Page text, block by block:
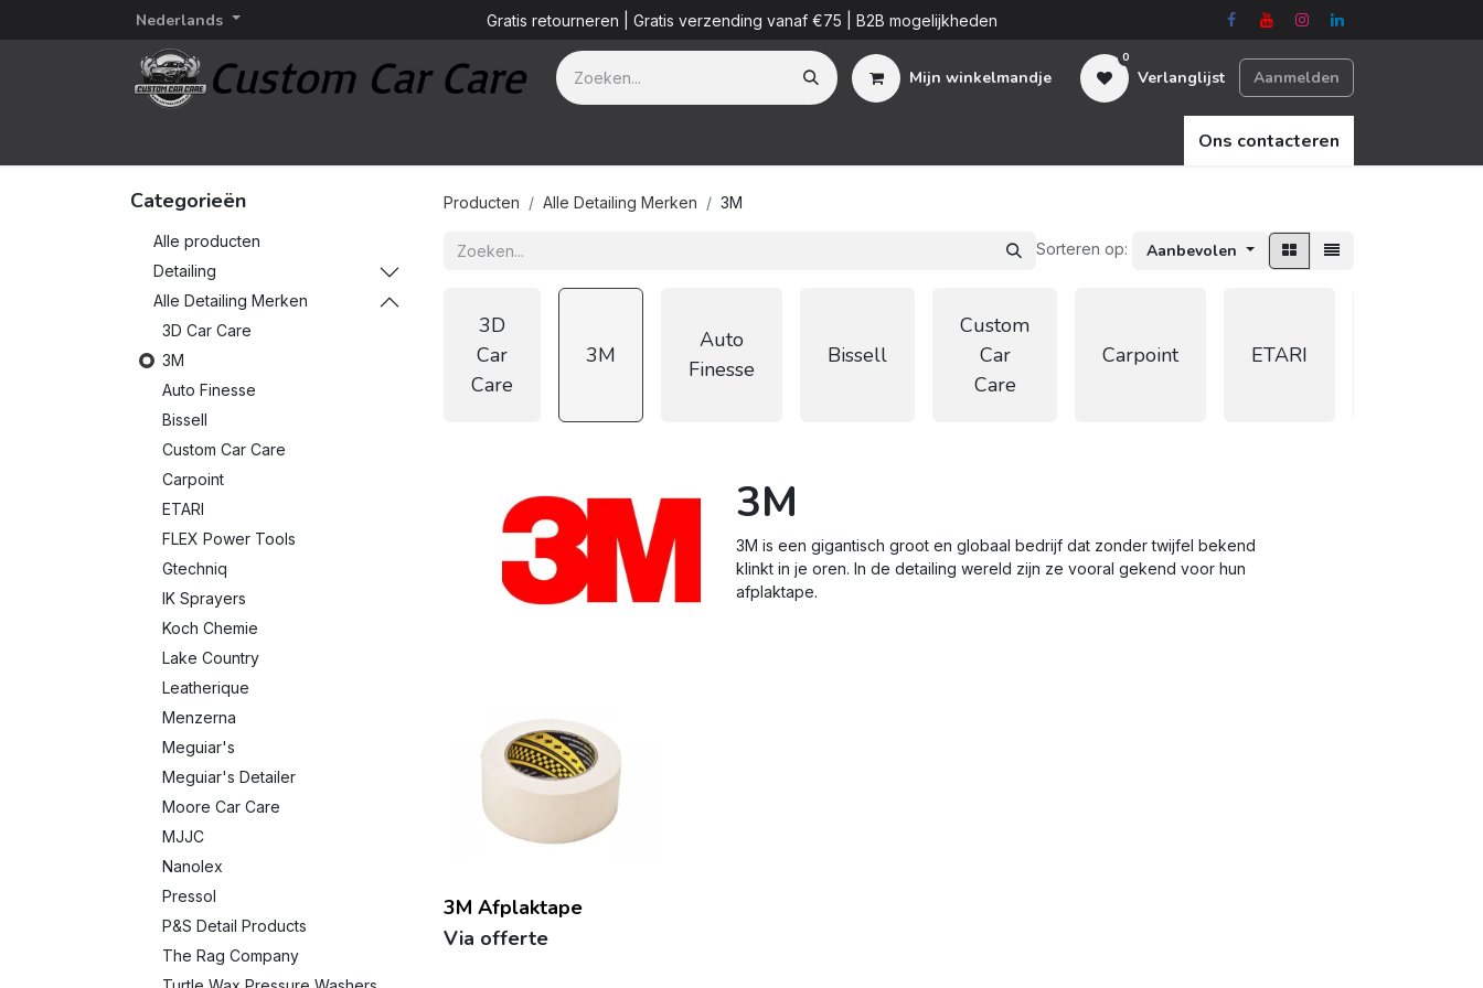
Nederlands Gratis retourneren | Gratis verzending vanaf €75 | B2B mogelijkheden
Mijn winkelmandje
0
Verlanglijst Aanmelden
Ons contacteren
Categorieën
Alle producten
Detailing
Alle Detailing Merken
3D Car Care
3M
Auto Finesse
Bissell
Custom Car Care
Carpoint
ETARI
FLEX Power Tools
Gtechniq
IK Sprayers
Koch Chemie
Lake Country
Leatherique
Menzerna
Meguiar's
Meguiar's Detailer
Moore Car Care
MJJC
Nanolex
Pressol
P&S Detail Products
The Rag Company
Producten Alle Detailing Merken 3M
Sorteren op: Aanbevolen
3D
Car
Care
3M
Auto
Finesse
Bissell
Custom
Car
Care
Carpoint ETARI
3M
3M is een gigantisch groot en globaal bedrijf dat zonder twijfel bekend
klinkt in je oren. In de detailing wereld zijn ze vooral gekend voor hun
afplaktape.
3M Afplaktape
Via offerte